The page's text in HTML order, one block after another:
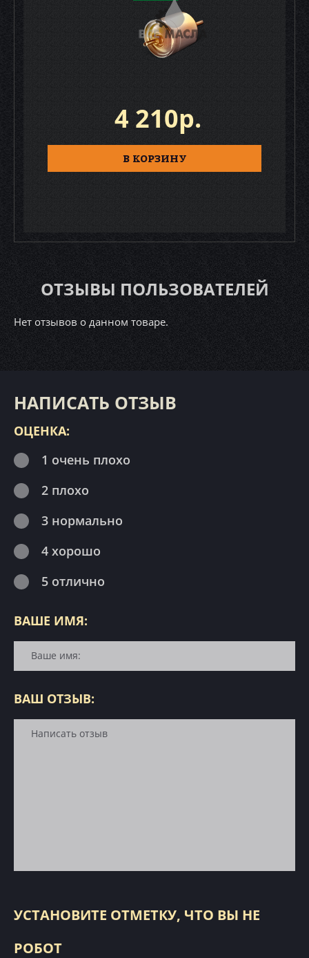
4 210р.
В КОРЗИНУ
ОТЗЫВЫ ПОЛЬЗОВАТЕЛЕЙ
Нет отзывов о данном товаре.
НАПИСАТЬ ОТЗЫВ
ОЦЕНКА:
1 очень плохо
2 плохо
3 нормально
4 хорошо
5 отлично
ВАШЕ ИМЯ:
ВАШ ОТЗЫВ:
УСТАНОВИТЕ ОТМЕТКУ, ЧТО ВЫ НЕ
РОБОТ